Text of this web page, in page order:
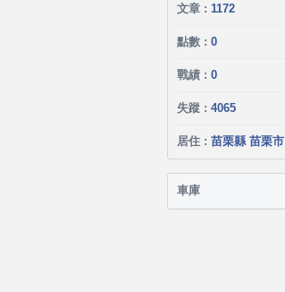
文章 : 1172
點數 : 0
戰績 : 0
失蹤 : 4065
居住 : 苗栗縣 苗栗市
車庫